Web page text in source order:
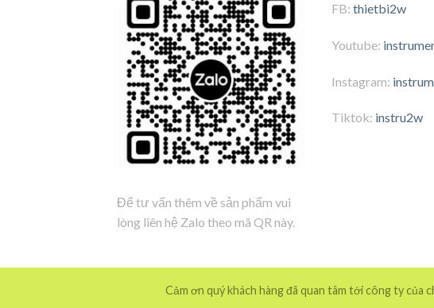
Để tư vấn thêm về sản phẩm vui
lòng liên hệ Zalo theo mã QR này.
FB: thietbi2w
Youtube:
Instagram:
Tiktok: instru2w
Cảm ơn quý khách hàng đã quan tâm tới công ty